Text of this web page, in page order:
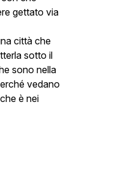
gettato via
città che
sotto il
sono nella
vedano
è nei